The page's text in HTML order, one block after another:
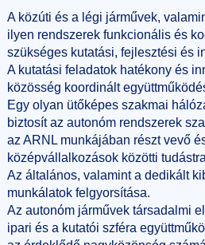
A közúti és a légi járművek,
ilyen rendszerek funkcionális és
szükséges kutatási, fejlesztési és
A kutatási feladatok hatékony és
közösség koordinált
Egy olyan ütőképes szakmai
biztosít az autonóm rendszerek
az ARNL munkájában részt vevő
középvállalkozások közötti
Az általános, valamint a dedikált
munkálatok felgyorsítása.
Az autonóm járművek társadalmi
ipari és a kutatói szféra